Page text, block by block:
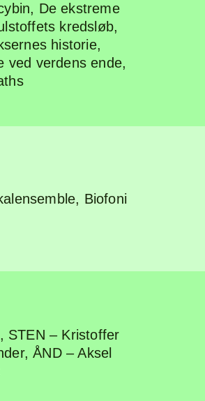
, De ekstreme
kredsløb,
historie,
ved verdens ende,
, Biofoni
, STEN – Kristoffer
,ÅND – Aksel